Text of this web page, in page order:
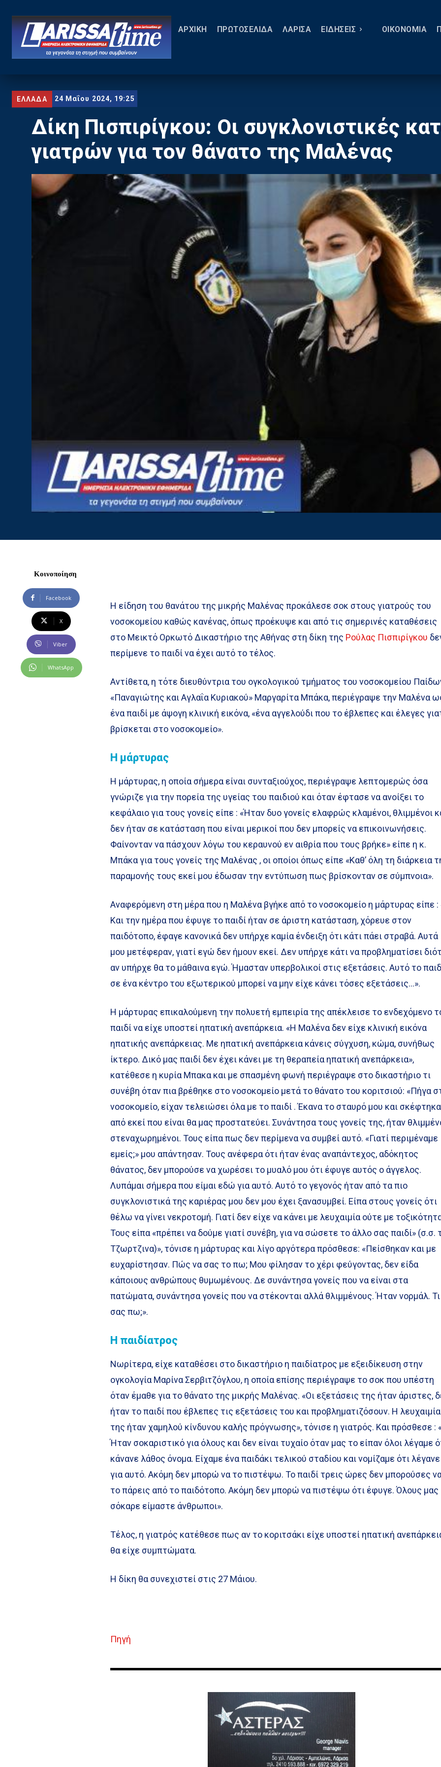
ΑΡΧΙΚΗ ΠΡΩΤΟΣΕΛΙΔΑ ΛΑΡΙΣΑ ΕΙΔΗΣΕΙΣ ΟΙΚΟΝΟΜΙΑ
ΕΛΛΑΔΑ 24 Μαΐου 2024, 19:25
Δίκη Πισπιρίγκου: Οι συγκλονιστικές
γιατρών για τον θάνατο της Μαλένας
Κοινοποίηση
Facebook
X
Viber
WhatsApp
Η είδηση του θανάτου της μικρής Μαλένας προκάλεσε σοκ στους γιατρούς του
νοσοκομείου καθώς κανένας, όπως προέκυψε και από τις σημερινές καταθέσεις
στο Μεικτό Ορκωτό Δικαστήριο της Αθήνας στη δίκη της Ρούλας Πισπιρίγκου
περίμενε το παιδί να έχει αυτό το τέλος.
Αντίθετα, η τότε διευθύντρια του ογκολογικού τμήματος του νοσοκομείου
«Παναγιώτης και Αγλαΐα Κυριακού» Μαργαρίτα Μπάκα, περιέγραψε την Μαλένα
ένα παιδί με άψογη κλινική εικόνα, «ένα αγγελούδι που το έβλεπες και έλεγες
βρίσκεται στο νοσοκομείο».
Η μάρτυρας
Η μάρτυρας, η οποία σήμερα είναι συνταξιούχος, περιέγραψε λεπτομερώς όσα
γνώριζε για την πορεία της υγείας του παιδιού και όταν έφτασε να ανοίξει το
κεφάλαιο για τους γονείς είπε : «Ήταν δυο γονείς ελαφρώς κλαμένοι, θλιμμένοι
δεν ήταν σε κατάσταση που είναι μερικοί που δεν μπορείς να επικοινωνήσεις.
Φαίνονταν να πάσχουν λόγω του κεραυνού εν αιθρία που τους βρήκε» είπε η κ.
Μπάκα για τους γονείς της Μαλένας , οι οποίοι όπως είπε «Καθ’ όλη τη διάρκεια
παραμονής τους εκεί μου έδωσαν την εντύπωση πως βρίσκονταν σε σύμπνοια».
Αναφερόμενη στη μέρα που η Μαλένα βγήκε από το νοσοκομείο η μάρτυρας είπε :
Και την ημέρα που έφυγε το παιδί ήταν σε άριστη κατάσταση, χόρευε στον
παιδότοπο, έφαγε κανονικά δεν υπήρχε καμία ένδειξη ότι κάτι πάει στραβά. Αυτά
μου μετέφεραν, γιατί εγώ δεν ήμουν εκεί. Δεν υπήρχε κάτι να προβληματίσει
αν υπήρχε θα το μάθαινα εγώ. Ήμασταν υπερβολικοί στις εξετάσεις. Αυτό το
σε ένα κέντρο του εξωτερικού μπορεί να μην είχε κάνει τόσες εξετάσεις…».
Η μάρτυρας επικαλούμενη την πολυετή εμπειρία της απέκλεισε το ενδεχόμενο
παιδί να είχε υποστεί ηπατική ανεπάρκεια. «Η Μαλένα δεν είχε κλινική εικόνα
ηπατικής ανεπάρκειας. Με ηπατική ανεπάρκεια κάνεις σύγχυση, κώμα, συνήθως
ίκτερο. Δικό μας παιδί δεν έχει κάνει με τη θεραπεία ηπατική ανεπάρκεια»,
κατέθεσε η κυρία Μπακα και με σπασμένη φωνή περιέγραψε στο δικαστήριο τι
συνέβη όταν πια βρέθηκε στο νοσοκομείο μετά το θάνατο του κοριτσιού: «Πήγα
νοσοκομείο, είχαν τελειώσει όλα με το παιδί . Έκανα το σταυρό μου και σκέφτηκα
από εκεί που είναι θα μας προστατεύει. Συνάντησα τους γονείς της, ήταν
στεναχωρημένοι. Τους είπα πως δεν περίμενα να συμβεί αυτό. «Γιατί περιμέναμε
εμείς;» μου απάντησαν. Τους ανέφερα ότι ήταν ένας αναπάντεχος, αδόκητος
θάνατος, δεν μπορούσε να χωρέσει το μυαλό μου ότι έφυγε αυτός ο άγγελος.
Λυπάμαι σήμερα που είμαι εδώ για αυτό. Αυτό το γεγονός ήταν από τα πιο
συγκλονιστικά της καριέρας μου δεν μου έχει ξανασυμβεί. Είπα στους γονείς ότι
θέλω να γίνει νεκροτομή. Γιατί δεν είχε να κάνει με λευχαιμία ούτε με
Τους είπα «πρέπει να δούμε γιατί συνέβη, για να σώσετε το άλλο σας παιδί» (σ.σ.
Τζωρτζινα)», τόνισε η μάρτυρας και λίγο αργότερα πρόσθεσε: «Πείσθηκαν και με
ευχαρίστησαν. Πώς να σας το πω; Μου φίλησαν το χέρι φεύγοντας, δεν είδα
κάποιους ανθρώπους θυμωμένους. Δε συνάντησα γονείς που να είναι στα
πατώματα, συνάντησα γονείς που να στέκονται αλλά θλιμμένους. Ήταν νορμάλ.
σας πω;».
Η παιδίατρος
Νωρίτερα, είχε καταθέσει στο δικαστήριο η παιδίατρος με εξειδίκευση στην
ογκολογία Μαρίνα Σερβιτζόγλου, η οποία επίσης περιέγραψε το σοκ που υπέστη
όταν έμαθε για το θάνατο της μικρής Μαλένας. «Οι εξετάσεις της ήταν άριστες,
ήταν το παιδί που έβλεπες τις εξετάσεις του και προβληματιζόσουν. Η λευχαιμία
της ήταν χαμηλού κίνδυνου καλής πρόγνωσης», τόνισε η γιατρός. Και πρόσθεσε :
Ήταν σοκαριστικό για όλους και δεν είναι τυχαίο όταν μας το είπαν όλοι λέγαμε
κάνανε λάθος όνομα. Είχαμε ένα παιδάκι τελικού σταδίου και νομίζαμε ότι λέγανε
για αυτό. Ακόμη δεν μπορώ να το πιστέψω. Το παιδί τρεις ώρες δεν μπορούσες
το πάρεις από το παιδότοπο. Ακόμη δεν μπορώ να πιστέψω ότι έφυγε. Όλους μας
σόκαρε είμαστε άνθρωποι».
Τέλος, η γιατρός κατέθεσε πως αν το κοριτσάκι είχε υποστεί ηπατική
θα είχε συμπτώματα.
Η δίκη θα συνεχιστεί στις 27 Μάιου.
Πηγή